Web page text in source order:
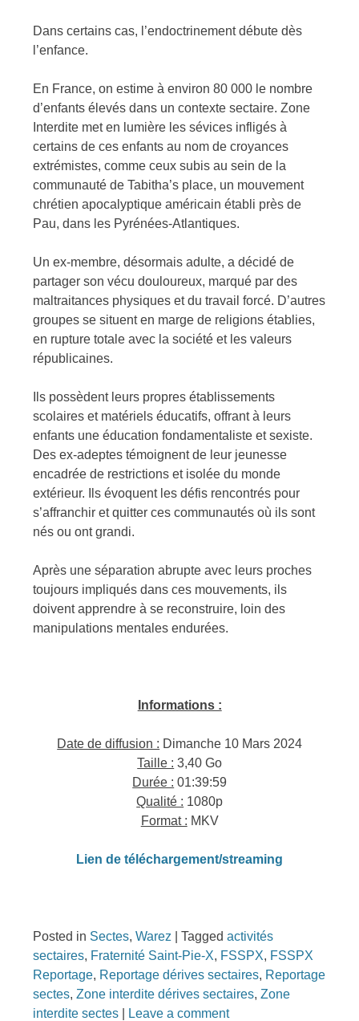
Dans certains cas, l’endoctrinement débute dès
l’enfance.
En France, on estime à environ 80 000 le nombre
d’enfants élevés dans un contexte sectaire. Zone
Interdite met en lumière les sévices infligés à
certains de ces enfants au nom de croyances
extrémistes, comme ceux subis au sein de la
communauté de Tabitha’s place, un mouvement
chrétien apocalyptique américain établi près de
Pau, dans les Pyrénées-Atlantiques.
Un ex-membre, désormais adulte, a décidé de
partager son vécu douloureux, marqué par des
maltraitances physiques et du travail forcé. D’autres
groupes se situent en marge de religions établies,
en rupture totale avec la société et les valeurs
républicaines.
Ils possèdent leurs propres établissements
scolaires et matériels éducatifs, offrant à leurs
enfants une éducation fondamentaliste et sexiste.
Des ex-adeptes témoignent de leur jeunesse
encadrée de restrictions et isolée du monde
extérieur. Ils évoquent les défis rencontrés pour
s’affranchir et quitter ces communautés où ils sont
nés ou ont grandi.
Après une séparation abrupte avec leurs proches
toujours impliqués dans ces mouvements, ils
doivent apprendre à se reconstruire, loin des
manipulations mentales endurées.
Informations :
Date de diffusion : Dimanche 10 Mars 2024
Taille : 3,40 Go
Durée : 01:39:59
Qualité : 1080p
Format : MKV
Lien de téléchargement/streaming
Posted in Sectes,Warez |Taggedactivités
sectaires, Fraternité Saint-Pie-X, FSSPX, FSSPX
Reportage, Reportage dérives sectaires, Reportage
sectes,Zone interdite dérives sectaires,Zone
interdite sectes
Leave a comment